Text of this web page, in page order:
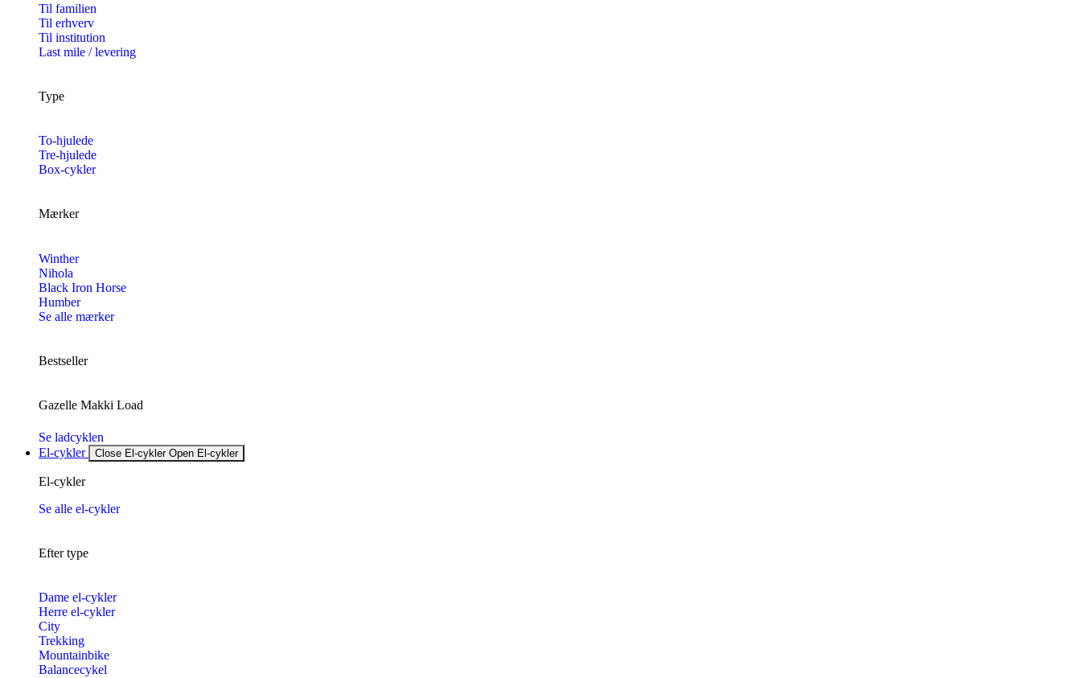
Til familien
Til erhverv
Til institution
Last mile / levering
Type
To-hjulede
Tre-hjulede
Box-cykler
Mærker
Winther
Nihola
Black Iron Horse
Humber
Se alle mærker
Bestseller
Gazelle Makki Load
Se ladcyklen
El-cykler
Close El-cykler Open El-cykler
El-cykler
Se alle el-cykler
Efter type
Dame el-cykler
Herre el-cykler
City
Trekking
Mountainbike
Balancecykel